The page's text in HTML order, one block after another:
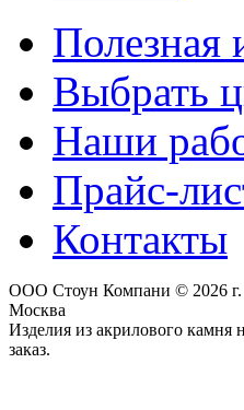
Полезная
Выбрать
Наши
Прайс-
Контакты
ООО Стоун Компани © 2026 г.
Москва
Изделия из акрилового камня
заказ.